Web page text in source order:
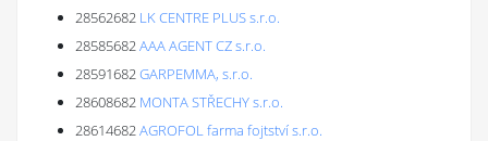
28562682 LK CENTRE PLUS s.r.o.
28585682AAA AGENT CZ s.r.o.
28591682GARPEMMA, s.r.o.
28608682 MONTA STŘECHY s.r.o.
28614682AGROFOL farma fojtství s.r.o.